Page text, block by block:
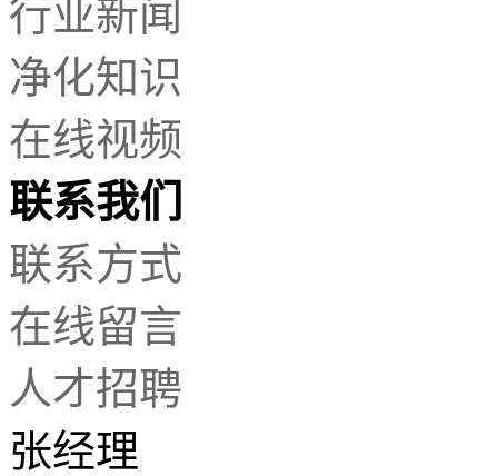
着重要的作用，例如：
...
Q：自动焊锡机与传统焊锡的优点有
A 企业为什么要选择自动焊锡机，使
用自动焊锡机的优点：
1.自动焊锡机使烙铁和锡线均不需
Q：自动焊锡机的洛铁头日常如何保
养?
A 洛铁头是自动焊锡机重要构成部
分，也是影响焊锡质量至关重要的零
部件，同时也是易损件，可以说...
行业新闻
净化知识
在线视频
联系我们
联系方式
在线留言
人才招聘
张经理